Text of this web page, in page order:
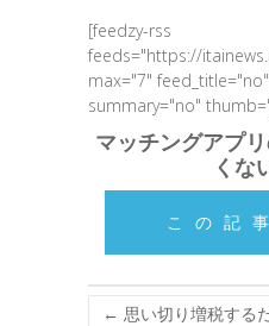
[feedzy-rss
feeds="https://
max="7"
summary="no"
マッチングアプ
くな
この記
← 思い切り増税する